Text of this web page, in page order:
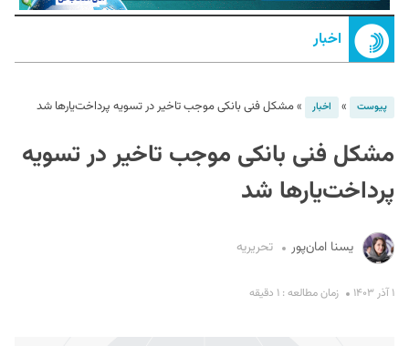
اخبار
پیوست » اخبار »مشکل فنی بانکی‌ موجب تاخیر در تسویه پرداخت‌یارها شد
مشکل فنی بانکی‌ موجب تاخیر در تسویه
پرداخت‌یارها شد
یسنا امان‌پور تحریریه
۱ آذر ۱۴۰۳ زمان مطالعه : ۱ دقیقه